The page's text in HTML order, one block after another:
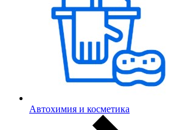
Автохимия и косметика